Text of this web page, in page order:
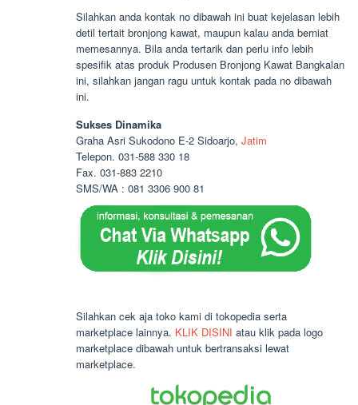
Silahkan anda kontak no dibawah ini buat kejelasan lebih
detil tertait bronjong kawat, maupun kalau anda berniat
memesannya. Bila anda tertarik dan perlu info lebih
spesifik atas produk Produsen Bronjong Kawat Bangkalan
ini, silahkan jangan ragu untuk kontak pada no dibawah
ini.
Sukses Dinamika
Graha Asri Sukodono E-2 Sidoarjo, Jatim
Telepon. 031-588 330 18
Fax. 031-883 2210
SMS/WA : 081 3306 900 81
Silahkan cek aja toko kami di tokopedia serta
marketplace lainnya. KLIK DISINI atau klik pada logo
marketplace dibawah untuk bertransaksi lewat
marketplace.